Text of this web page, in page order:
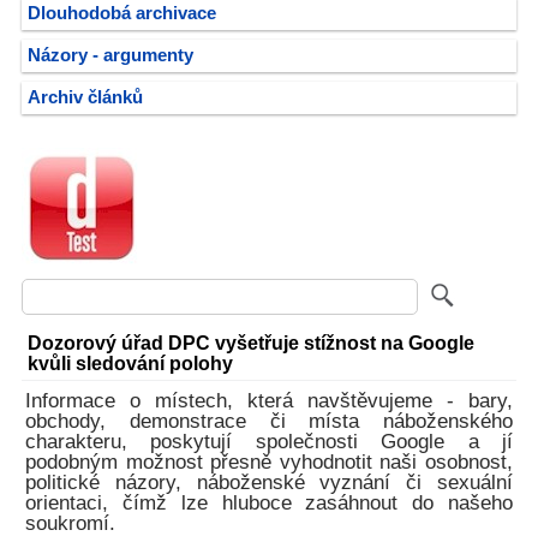
Dlouhodobá archivace
Názory - argumenty
Archiv článků
Dozorový úřad DPC vyšetřuje stížnost na Google
kvůli sledování polohy
Informace o místech, která navštěvujeme - bary,
obchody, demonstrace či místa náboženského
charakteru, poskytují společnosti Google a jí
podobným možnost přesně vyhodnotit naši osobnost,
politické názory, náboženské vyznání či sexuální
orientaci, čímž lze hluboce zasáhnout do našeho
soukromí.